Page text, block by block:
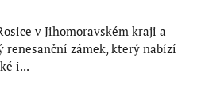
v Jihomoravském kraji a
renesanční zámek, který nabízí
i...